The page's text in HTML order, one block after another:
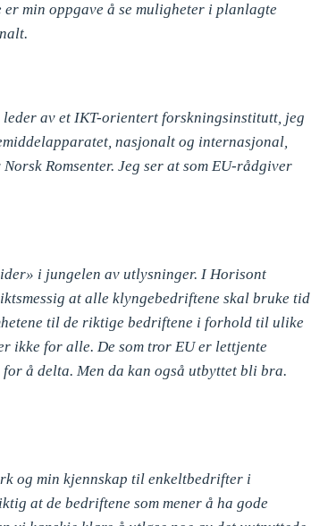
min oppgave å se muligheter i planlagte
av et IKT-orientert forskningsinstitutt, jeg
nasjonalt og internasjonal,
Romsenter. Jeg ser at som EU-rådgiver
i jungelen av utlysninger. I Horisont
at alle klyngebedriftene skal bruke tid
til de riktige bedriftene i forhold til ulike
ikke for alle. De som tror EU er lettjente
å delta. Men da kan også utbyttet bli bra.
og min kjennskap til enkeltbedrifter i
at de bedriftene som mener å ha gode